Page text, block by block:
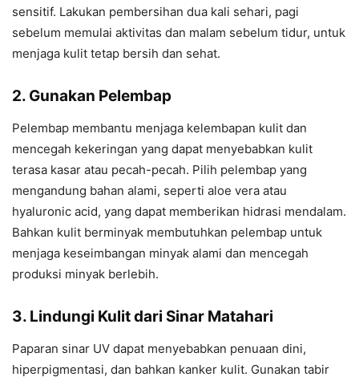
sensitif. Lakukan pembersihan dua kali sehari, pagi
sebelum memulai aktivitas dan malam sebelum tidur, untuk
menjaga kulit tetap bersih dan sehat.
2. Gunakan Pelembap
Pelembap membantu menjaga kelembapan kulit dan
mencegah kekeringan yang dapat menyebabkan kulit
terasa kasar atau pecah-pecah. Pilih pelembap yang
mengandung bahan alami, seperti aloe vera atau
hyaluronic acid, yang dapat memberikan hidrasi mendalam.
Bahkan kulit berminyak membutuhkan pelembap untuk
menjaga keseimbangan minyak alami dan mencegah
produksi minyak berlebih.
3. Lindungi Kulit dari Sinar Matahari
Paparan sinar UV dapat menyebabkan penuaan dini,
hiperpigmentasi, dan bahkan kanker kulit. Gunakan tabir